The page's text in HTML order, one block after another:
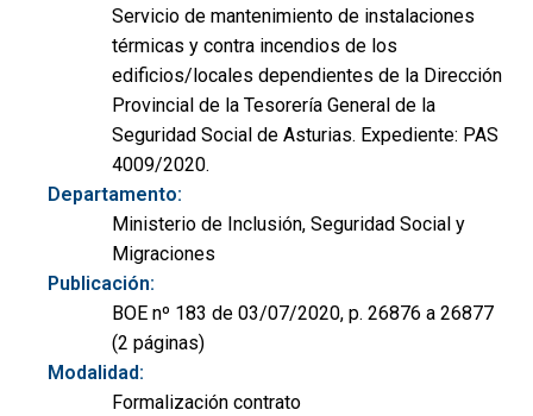
Servicio de mantenimiento de instalaciones
térmicas y contra incendios de los
edificios/locales dependientes de la Dirección
Provincial de la Tesorería General de la
Seguridad Social de Asturias. Expediente: PAS
4009/2020.
Departamento:
Ministerio de Inclusión, Seguridad Social y
Migraciones
Publicación:
BOE nº 183 de 03/07/2020, p. 26876 a 26877
(2 páginas)
Modalidad:
Formalización contrato